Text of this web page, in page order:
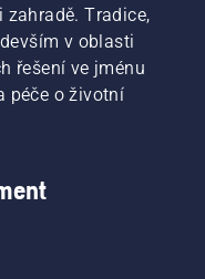
zahradě. Tradice,
v oblasti
řešení ve jménu
péče o životní